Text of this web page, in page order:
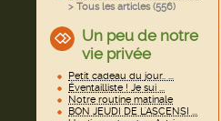
> Tous les articles (556)
Un peu de notre
vie privée
Petit cadeau du jour.. ...
Éventailliste ! Je sui ...
Notre routine matinale
BON JEUDI DE L'ASCENSI ...